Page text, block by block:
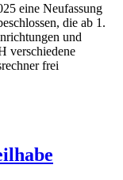
eine Neufassung
die ab 1.
und
verschiedene
frei